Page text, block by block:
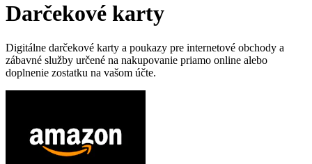
Darčekové karty
Digitálne darčekové karty a poukazy pre internetové obchody a
zábavné služby určené na nakupovanie priamo online alebo
doplnenie zostatku na vašom účte.